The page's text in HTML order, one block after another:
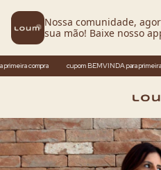
compra cupom BEMVINDA para primeira compra